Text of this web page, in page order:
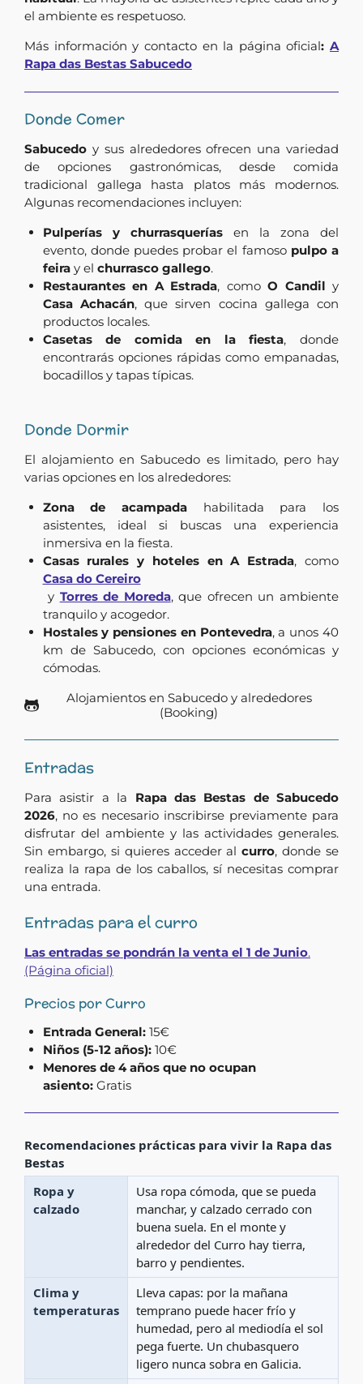
el ambiente es respetuoso.
Más información y contacto en la página oficial: A
Rapa das Bestas Sabucedo
Donde Comer
Sabucedo y sus alrededores ofrecen una variedad
de opciones gastronómicas, desde comida
tradicional gallega hasta platos más modernos.
Algunas recomendaciones incluyen:
Pulperías y churrasqueríasen la zona del
evento, donde puedes probar el famoso pulpo a
feiray el churrasco gallego.
Restaurantes en A Estrada, como O Candil y
Casa Achacán, que sirven cocina gallega con
productos locales.
Casetas de comida en la fiesta, donde
encontrarás opciones rápidas como empanadas,
bocadillos y tapas típicas.
Donde Dormir
El alojamiento en Sabucedo es limitado, pero hay
varias opciones en los alrededores:
Zona de acampadahabilitada para los
asistentes, ideal si buscas una experiencia
inmersiva en la fiesta.
Casas rurales y hoteles en A Estrada, como
Casa do Cereiro
y Torres de Moreda, que ofrecen un ambiente
tranquilo y acogedor.
Hostales y pensiones en Pontevedra, a unos 40
km de Sabucedo, con opciones económicas y
cómodas.
Alojamientos en Sabucedo y alrededores
(Booking)
Entradas
Para asistir a la Rapa das Bestas de Sabucedo
2026, no es necesario inscribirse previamente para
disfrutar del ambiente y las actividades generales.
Sin embargo, si quieres acceder alcurro, donde se
realiza la rapa de los caballos, sí necesitas comprar
una entrada.
Entradas para el curro
Las entradas se pondrán la venta el 1 de Junio.
(Página oficial)
Precios por Curro
Entrada General: 15€
Niños (5-12 años): 10€
Menores de 4 años que no ocupan
asiento: Gratis
Recomendaciones prácticas para vivir la Rapa das
Bestas
Ropa y
calzado
Usa ropa cómoda, que se pueda
manchar, y calzado cerrado con
buena suela. En el monte y
alrededor del Curro hay tierra,
barro y pendientes.
Clima y
temperaturas
Lleva capas: por la mañana
temprano puede hacer frío y
humedad, pero al mediodía el sol
pega fuerte. Un chubasquero
ligero nunca sobra en Galicia.